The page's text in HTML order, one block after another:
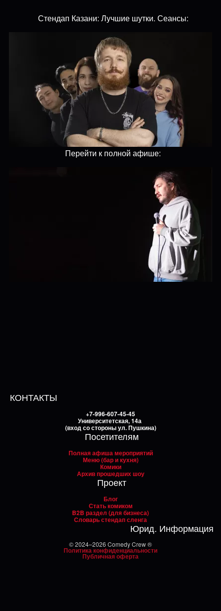
Стендап Казани: Лучшие шутки. Сеансы:
Перейти к полной афише:
КОНТАКТЫ
+7-996-607-45-45
Университетская, 14а
(вход со стороны ул. Пушкина)
Посетителям
Полная афиша мероприятий
Меню (бар и кухня)
Комики
Архив прошедших шоу
Проект
Блог
Стать комиком
B2B раздел (для бизнеса)
Словарь стендап сленга
Юрид. Информация
© 2024–2026 Comedy Crew ®
Политика конфиденциальности
Публичная оферта